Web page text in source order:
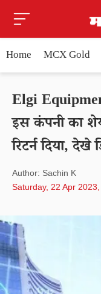
Home MCX Gold
Elgi
इस कंपनी का
रिटर्न दिया, देखे
Author: Sachin K
Saturday, 22 Apr